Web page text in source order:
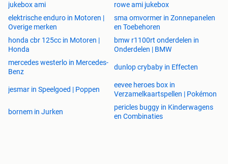
jukebox ami
rowe ami jukebox
elektrische enduro in Motoren |
Overige merken
sma omvormer in Zonnepanelen
en Toebehoren
honda cbr 125cc in Motoren |
Honda
bmw r1100rt onderdelen in
Onderdelen | BMW
mercedes westerlo in Mercedes-
Benz
dunlop crybaby in Effecten
jesmar in Speelgoed | Poppen
eevee heroes box in
Verzamelkaartspellen | Pokémon
bornem in Jurken
pericles buggy in Kinderwagens
en Combinaties